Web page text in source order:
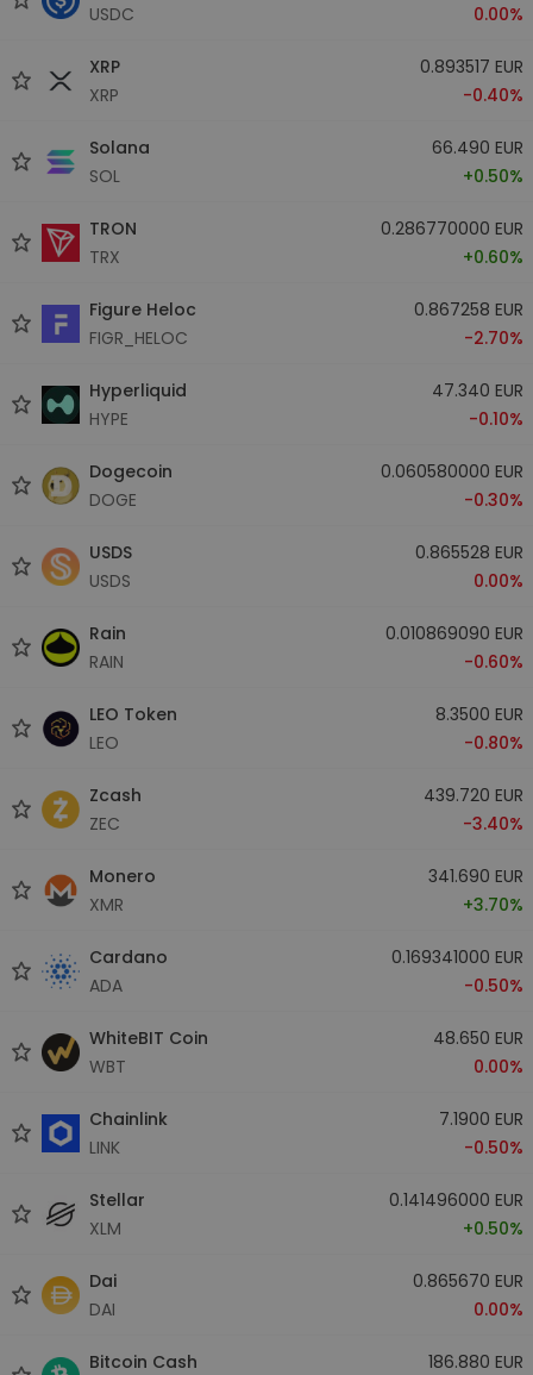
USDC
0.00%
XRP
XRP
0.893517 EUR
-0.40%
Solana
SOL
66.490 EUR
+0.50%
TRON
TRX
0.286770000 EUR
+0.60%
Figure Heloc
FIGR_HELOC
0.867258 EUR
-2.70%
Hyperliquid
HYPE
47.340 EUR
-0.10%
Dogecoin
DOGE
0.060580000 EUR
-0.30%
USDS
USDS
0.865528 EUR
0.00%
Rain
RAIN
0.010869090 EUR
-0.60%
LEO Token
LEO
8.3500 EUR
-0.80%
Zcash
ZEC
439.720 EUR
-3.40%
Monero
XMR
341.690 EUR
+3.70%
Cardano
ADA
0.169341000 EUR
-0.50%
WhiteBIT Coin
WBT
48.650 EUR
0.00%
Chainlink
LINK
7.1900 EUR
-0.50%
Stellar
XLM
0.141496000 EUR
+0.50%
Dai
DAI
0.865670 EUR
0.00%
Bitcoin Cash
186.880 EUR